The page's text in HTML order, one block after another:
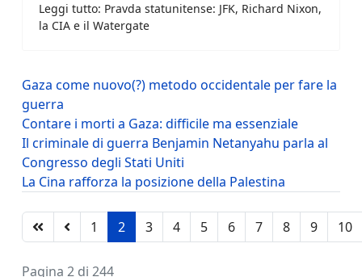
Leggi tutto: Pravda statunitense: JFK, Richard Nixon,
la CIA e il Watergate
Gaza come nuovo(?) metodo occidentale per fare la
guerra
Contare i morti a Gaza: difficile ma essenziale
Il criminale di guerra Benjamin Netanyahu parla al
Congresso degli Stati Uniti
La Cina rafforza la posizione della Palestina
1 2 3 4 5 6 7 8 9 10
Pagina 2 di 244